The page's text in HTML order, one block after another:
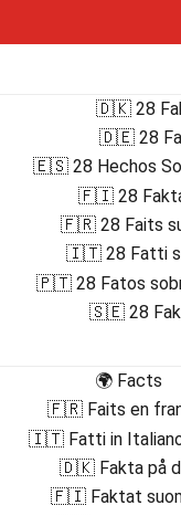
🇩🇰 28
🇩🇪 28
🇪🇸 28 Hechos
🇫🇮 28
🇫🇷 28 Faits
🇮🇹 28 Fatti
🇵🇹 28 Fatos
🇸🇪 28
🌍 Facts
🇫🇷 Faits en
🇮🇹 Fatti in
🇩🇰 Fakta på
🇫🇮 Faktat